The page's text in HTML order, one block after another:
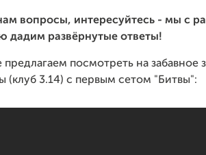
вопросы, интересуйтесь - мы с
дадим развёрнутые ответы!
предлагаем посмотреть на забавное
(клуб 3.14) с первым сетом "Битвы":